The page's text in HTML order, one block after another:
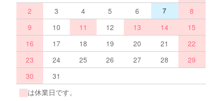
2
3 4 5 6 7
8
9
10 11 12 13 14
15
16
17 18 19 20 21
22
23
24 25 26 27 28
29
30
31
は休業日です。